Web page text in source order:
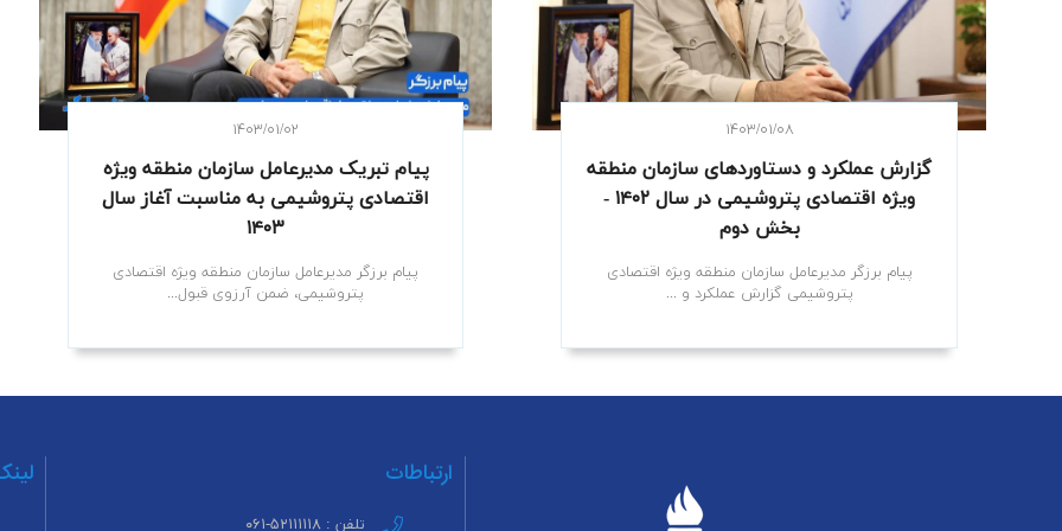
۱۴۰۳/۰۱/۰۸
گزارش عملکرد و دستاوردهای سازمان منطقه
ویژه اقتصادی پتروشیمی در سال ۱۴۰۲ -
بخش دوم
پیام برزگر مدیرعامل سازمان منطقه ویژه اقتصادی
پتروشیمی گزارش عملکرد و ...
۱۴۰۳/۰۱/۰۲
پیام تبریک مدیرعامل سازمان منطقه ویژه
اقتصادی پتروشیمی به مناسبت آغاز سال
۱۴۰۳
پیام برزگر مدیرعامل سازمان منطقه ویژه اقتصادی
پتروشیمی، ضمن آرزوی قبول...
ارتباطات
تلفن : ۵۲۱۱۱۱۱۸-۰۶۱